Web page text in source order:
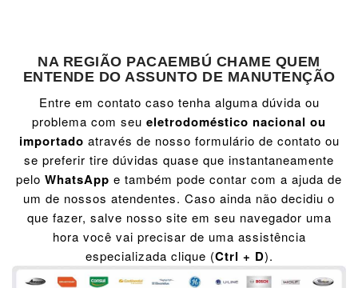
NA REGIÃO PACAEMBÚ CHAME QUEM
ENTENDE DO ASSUNTO DE MANUTENÇÃO
Entre em contato caso tenha alguma dúvida ou
problema com seu eletrodoméstico nacional ou
importado através de nosso formulário de contato ou
se preferir tire dúvidas quase que instantaneamente
pelo WhatsApp e também pode contar com a ajuda de
um de nossos atendentes. Caso ainda não decidiu o
que fazer, salve nosso site em seu navegador uma
hora você vai precisar de uma assistência
especializada clique (Ctrl + D).